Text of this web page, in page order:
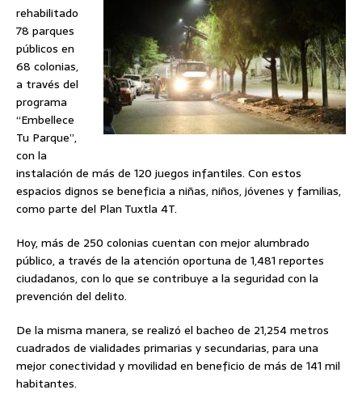
rehabilitado
78 parques
públicos en
68 colonias,
a través del
programa
“Embellece
Tu Parque”,
con la
instalación de más de 120 juegos infantiles. Con estos
espacios dignos se beneficia a niñas, niños, jóvenes y familias,
como parte del Plan Tuxtla 4T.
Hoy, más de 250 colonias cuentan con mejor alumbrado
público, a través de la atención oportuna de 1,481 reportes
ciudadanos, con lo que se contribuye a la seguridad con la
prevención del delito.
De la misma manera, se realizó el bacheo de 21,254 metros
cuadrados de vialidades primarias y secundarias, para una
mejor conectividad y movilidad en beneficio de más de 141 mil
habitantes.